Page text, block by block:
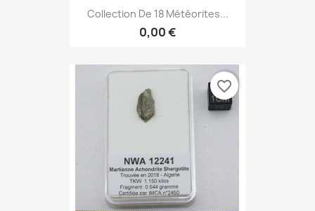
Collection De 18 Météorites...
0,00 €
favorite_border